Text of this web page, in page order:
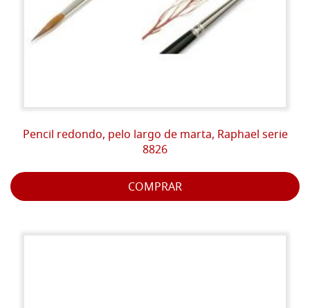
Pencil redondo, pelo largo de marta, Raphael serie
8826
COMPRAR